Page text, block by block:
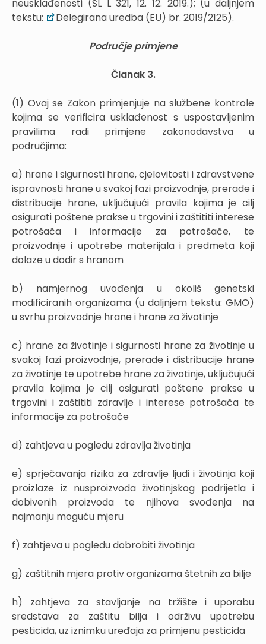
neusklađenosti (SL L 321, 12. 12. 2019.); (u daljnjem
tekstu:
Delegirana uredba (EU) br. 2019/2125).
Područje primjene
Članak 3.
(1) Ovaj se Zakon primjenjuje na službene kontrole
kojima se verificira usklađenost s uspostavljenim
pravilima radi primjene zakonodavstva u
područjima:
a) hrane i sigurnosti hrane, cjelovitosti i zdravstvene
ispravnosti hrane u svakoj fazi proizvodnje, prerade i
distribucije hrane, uključujući pravila kojima je cilj
osigurati poštene prakse u trgovini i zaštititi interese
potrošača i informacije za potrošače, te
proizvodnje i upotrebe materijala i predmeta koji
dolaze u dodir s hranom
b) namjernog uvođenja u okoliš genetski
modificiranih organizama (u daljnjem tekstu: GMO)
u svrhu proizvodnje hrane i hrane za životinje
c) hrane za životinje i sigurnosti hrane za životinje u
svakoj fazi proizvodnje, prerade i distribucije hrane
za životinje te upotrebe hrane za životinje, uključujući
pravila kojima je cilj osigurati poštene prakse u
trgovini i zaštititi zdravlje i interese potrošača te
informacije za potrošače
d) zahtjeva u pogledu zdravlja životinja
e) sprječavanja rizika za zdravlje ljudi i životinja koji
proizlaze iz nusproizvoda životinjskog podrijetla i
dobivenih proizvoda te njihova svođenja na
najmanju moguću mjeru
f) zahtjeva u pogledu dobrobiti životinja
g) zaštitnih mjera protiv organizama štetnih za bilje
h) zahtjeva za stavljanje na tržište i uporabu
sredstava za zaštitu bilja i održivu upotrebu
pesticida, uz iznimku uređaja za primjenu pesticida